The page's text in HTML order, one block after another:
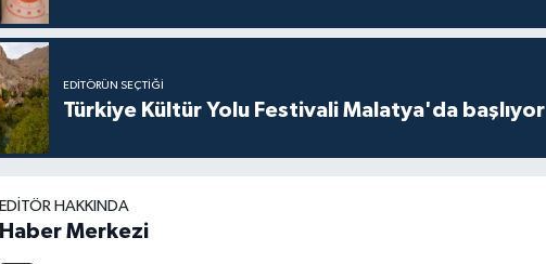
EDITÖRÜN SEÇTIĞI
Türkiye Kültür Yolu Festivali Malatya'da başlıyor
EDITÖR HAKKINDA
Haber Merkezi